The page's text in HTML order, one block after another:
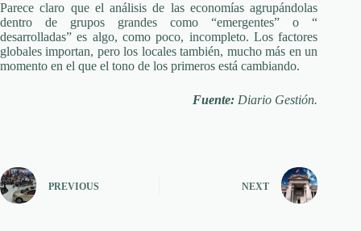
Parece claro que el análisis de las economías agrupándolas
dentro de grupos grandes como “emergentes” o “
desarrolladas” es algo, como poco, incompleto. Los factores
globales importan, pero los locales también, mucho más en un
momento en el que el tono de los primeros está cambiando.
Fuente: Diario Gestión.
PREVIOUS NEXT